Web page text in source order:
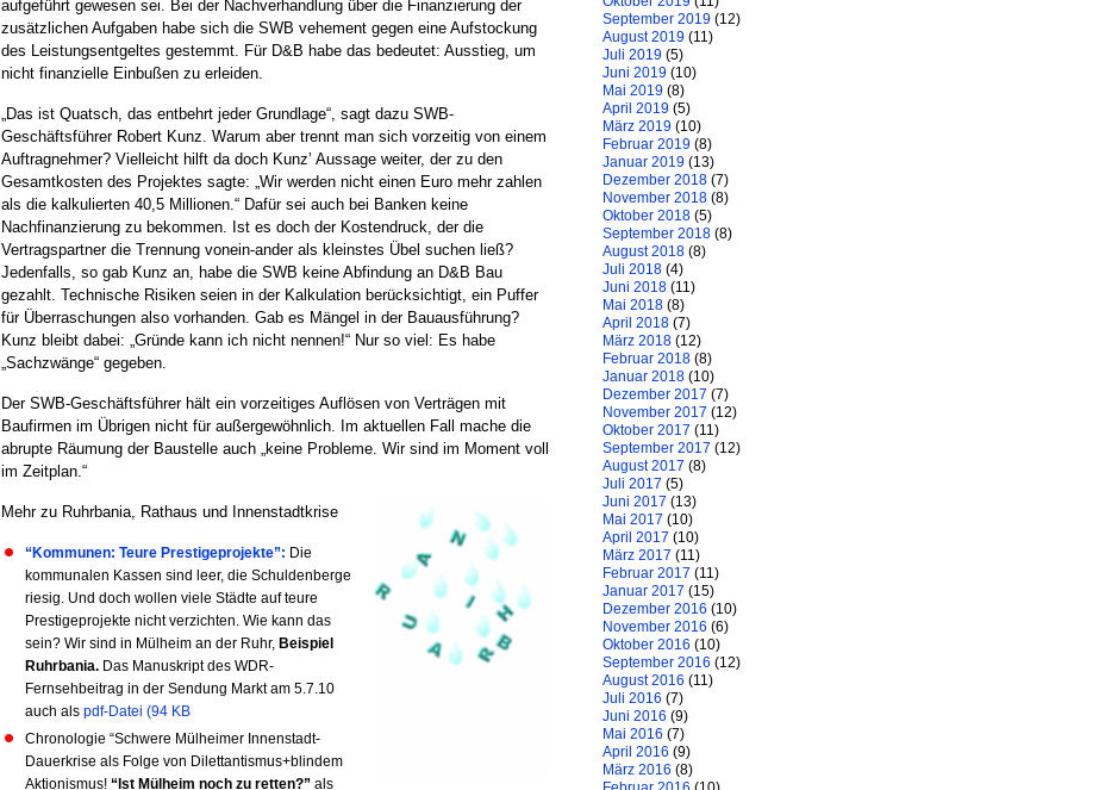
aufgeführt gewesen sei. Bei der Nachverhandlung über die Finanzierung der
zusätzlichen Aufgaben habe sich die SWB vehement gegen eine Aufstockung
des Leistungsentgeltes gestemmt. Für D&B habe das bedeutet: Ausstieg, um
nicht finanzielle Einbußen zu erleiden.
„Das ist Quatsch, das entbehrt jeder Grundlage“, sagt dazu SWB-
Geschäftsführer Robert Kunz. Warum aber trennt man sich vorzeitig von einem
Auftragnehmer? Vielleicht hilft da doch Kunz’ Aussage weiter, der zu den
Gesamtkosten des Projektes sagte: „Wir werden nicht einen Euro mehr zahlen
als die kalkulierten 40,5 Millionen.“ Dafür sei auch bei Banken keine
Nachfinanzierung zu bekommen. Ist es doch der Kostendruck, der die
Vertragspartner die Trennung vonein-ander als kleinstes Übel suchen ließ?
Jedenfalls, so gab Kunz an, habe die SWB keine Abfindung an D&B Bau
gezahlt. Technische Risiken seien in der Kalkulation berücksichtigt, ein Puffer
für Überraschungen also vorhanden. Gab es Mängel in der Bauausführung?
Kunz bleibt dabei: „Gründe kann ich nicht nennen!“ Nur so viel: Es habe
„Sachzwänge“ gegeben.
Der SWB-Geschäftsführer hält ein vorzeitiges Auflösen von Verträgen mit
Baufirmen im Übrigen nicht für außergewöhnlich. Im aktuellen Fall mache die
abrupte Räumung der Baustelle auch „keine Probleme. Wir sind im Moment voll
im Zeitplan.“
Mehr zu Ruhrbania, Rathaus und Innenstadtkrise
“Kommunen: Teure Prestigeprojekte”: Die
kommunalen Kassen sind leer, die Schuldenberge
riesig. Und doch wollen viele Städte auf teure
Prestigeprojekte nicht verzichten. Wie kann das
sein? Wir sind in Mülheim an der Ruhr, Beispiel
Ruhrbania. Das Manuskript des WDR-
Fernsehbeitrag in der Sendung Markt am 5.7.10
auch als pdf-Datei (94 KB
Chronologie “Schwere Mülheimer Innenstadt-
Dauerkrise als Folge von Dilettantismus+blindem
Aktionismus! “Ist Mülheim noch zu retten?” als
September 2019 (12)
August 2019 (11)
Juli 2019 (5)
Juni 2019 (10)
Mai 2019 (8)
April 2019 (5)
März 2019 (10)
Februar 2019 (8)
Januar 2019 (13)
Dezember 2018 (7)
November 2018 (8)
Oktober 2018 (5)
September 2018 (8)
August 2018 (8)
Juli 2018 (4)
Juni 2018 (11)
Mai 2018 (8)
April 2018 (7)
März 2018 (12)
Februar 2018 (8)
Januar 2018 (10)
Dezember 2017 (7)
November 2017 (12)
Oktober 2017 (11)
September 2017 (12)
August 2017 (8)
Juli 2017 (5)
Juni 2017 (13)
Mai 2017 (10)
April 2017 (10)
März 2017 (11)
Februar 2017 (11)
Januar 2017 (15)
Dezember 2016 (10)
November 2016 (6)
Oktober 2016 (10)
September 2016 (12)
August 2016 (11)
Juli 2016 (7)
Juni 2016 (9)
Mai 2016 (7)
April 2016 (9)
März 2016 (8)